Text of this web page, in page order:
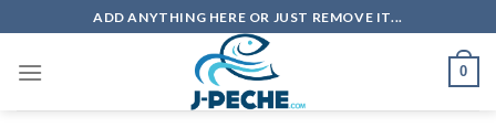
to
content
ADD ANYTHING HERE OR JUST REMOVE IT...
0